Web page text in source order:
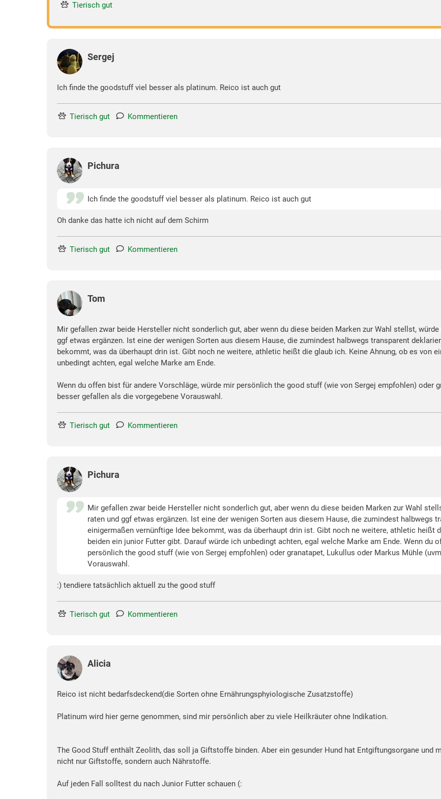
Tierisch gut
Sergej
Ich finde the goodstuff viel besser als platinum. Reico ist auch gut
Tierisch gut Kommentieren
Pichura
Ich finde the goodstuff viel besser als platinum. Reico ist auch gut
Oh danke das hatte ich nicht auf dem Schirm
Tierisch gut Kommentieren
Tom
Mir gefallen zwar beide Hersteller nicht sonderlich gut, aber wenn du diese beiden Marken zur Wahl stellst,
ggf etwas ergänzen. Ist eine der wenigen Sorten aus diesem Hause, die zumindest halbwegs transparent
bekommt, was da überhaupt drin ist. Gibt noch ne weitere, athletic heißt die glaub ich. Keine Ahnung, ob es von
unbedingt achten, egal welche Marke am Ende.
Wenn du offen bist für andere Vorschläge, würde mir persönlich the good stuff (wie von Sergej empfohlen) oder
besser gefallen als die vorgegebene Vorauswahl.
Tierisch gut Kommentieren
Pichura
Mir gefallen zwar beide Hersteller nicht sonderlich gut, aber wenn du diese beiden Marken zur Wahl
raten und ggf etwas ergänzen. Ist eine der wenigen Sorten aus diesem Hause, die zumindest halbwegs
einigermaßen vernünftige Idee bekommt, was da überhaupt drin ist. Gibt noch ne weitere, athletic heißt
beiden ein junior Futter gibt. Darauf würde ich unbedingt achten, egal welche Marke am Ende. Wenn du
persönlich the good stuff (wie von Sergej empfohlen) oder granatapet, Lukullus oder Markus Mühle
Vorauswahl.
:) tendiere tatsächlich aktuell zu the good stuff
Tierisch gut Kommentieren
Alicia
Reico ist nicht bedarfsdeckend(die Sorten ohne Ernährungsphyiologische Zusatzstoffe)
Platinum wird hier gerne genommen, sind mir persönlich aber zu viele Heilkräuter ohne Indikation.
The Good Stuff enthält Zeolith, das soll ja Giftstoffe binden. Aber ein gesunder Hund hat Entgiftungsorgane und
nicht nur Giftstoffe, sondern auch Nährstoffe.
Auf jeden Fall solltest du nach Junior Futter schauen (: